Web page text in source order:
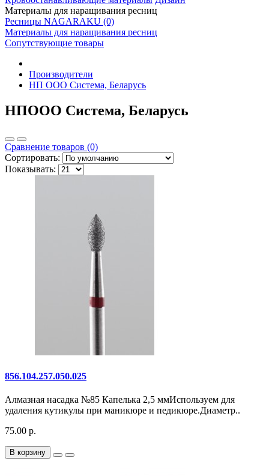
Материалы для наращивания ресниц
Ресницы NAGARAKU (0)
Материалы для наращивания ресниц
Сопутствующие товары
Производители
НП ООО Система, Беларусь
НПООО Система, Беларусь
Сравнение товаров (0)
Сортировать:
Показывать:
856.104.257.050.025
Алмазная насадка №85 Капелька 2,5 ммИспользуем для
удаления кутикулы при маникюре и педикюре.Диаметр..
75.00 р.
В корзину